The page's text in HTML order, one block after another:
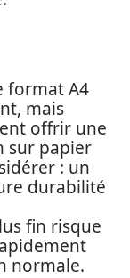
format A4
mais
offrir une
sur papier
: un
durabilité
fin risque
normale.